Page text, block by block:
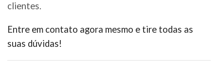
clientes.
Entre em contato agora mesmo e tire todas as
suas dúvidas!